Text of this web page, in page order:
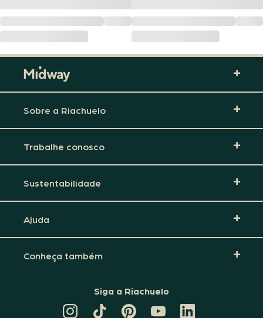
Sobre a Riachuelo
Trabalhe conosco
Sustentabilidade
Ajuda
Conheça também
Siga a Riachuelo
TIKTOK PINTEREST
CANAL
DA LINKEDIN